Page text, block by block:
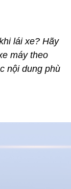
lái xe? Hãy
máy theo
nội dung phù